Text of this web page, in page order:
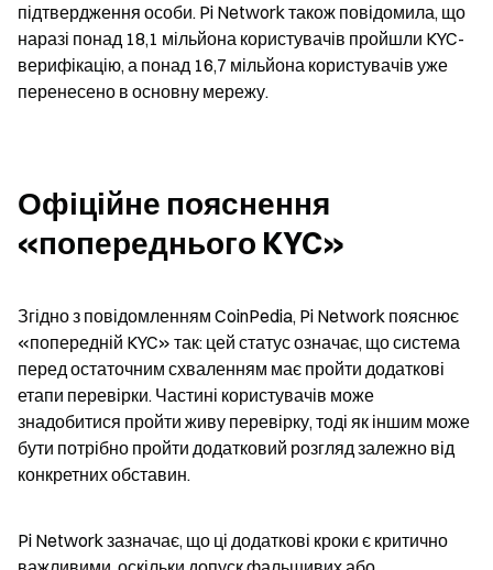
підтвердження особи. Pi Network також повідомила, що
наразі понад 18,1 мільйона користувачів пройшли KYC-
верифікацію, а понад 16,7 мільйона користувачів уже
перенесено в основну мережу.
Офіційне пояснення
«попереднього KYC»
Згідно з повідомленням CoinPedia, Pi Network пояснює
«попередній KYC» так: цей статус означає, що система
перед остаточним схваленням має пройти додаткові
етапи перевірки. Частині користувачів може
знадобитися пройти живу перевірку, тоді як іншим може
бути потрібно пройти додатковий розгляд залежно від
конкретних обставин.
Pi Network зазначає, що ці додаткові кроки є критично